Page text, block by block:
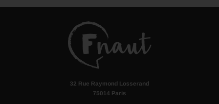
32 Rue Raymond Losserand
75014 Paris